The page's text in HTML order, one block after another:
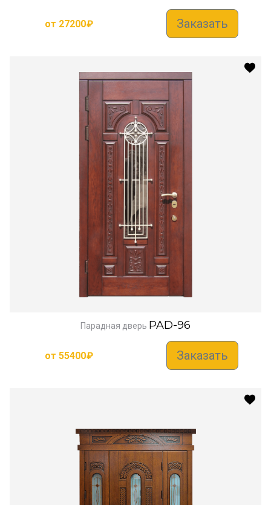
от 27200₽ Заказать
Парадная дверь PAD-96
от 55400₽ Заказать